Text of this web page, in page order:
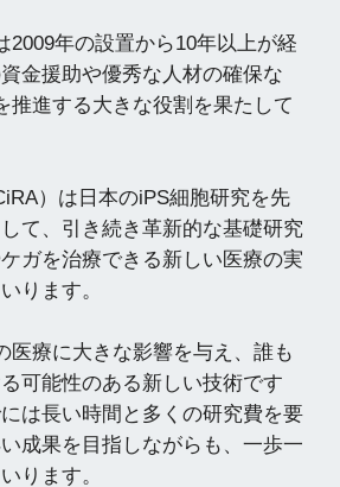
2009年の設置から10年以上が経
金援助や優秀な人材の確保な
推進する大きな役割を果たして
）は日本のiPS細胞研究を先
て、引き続き革新的な基礎研究
ガを治療できる新しい医療の実
ります。
医療に大きな影響を与え、誰も
可能性のある新しい技術です
は長い時間と多くの研究費を要
成果を目指しながらも、一歩一
ります。